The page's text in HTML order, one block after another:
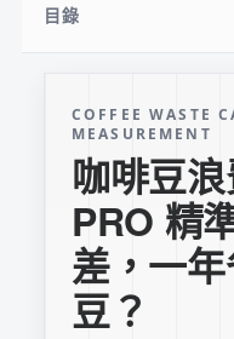
目錄
COFFEE WASTE
MEASUREMENT
咖啡豆
PRO 精
差，一
豆？